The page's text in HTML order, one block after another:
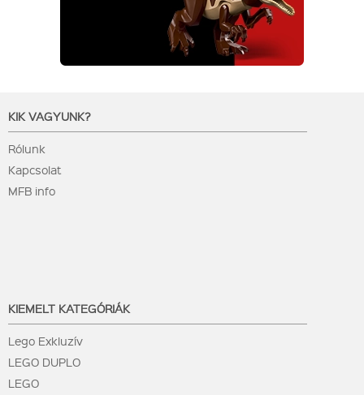
KIK VAGYUNK?
Rólunk
Kapcsolat
MFB info
KIEMELT KATEGÓRIÁK
Lego Exkluzív
LEGO DUPLO
LEGO